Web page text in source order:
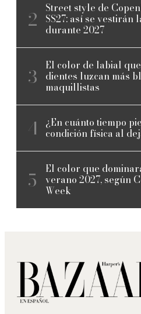
Street style de
SS27: así se vestirán
durante 2027
El color de labial
dientes luzcan más
maquillistas
¿En cuánto tiempo
condición física al
El color que
verano 2027, según
Week